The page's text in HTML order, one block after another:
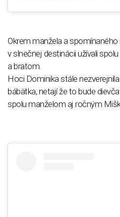
Okrem manžela a
v slnečnej destinácii užívali
a bratom.
Hoci Dominika stále
bábätka, netají že to bude
spolu manželom aj ročným